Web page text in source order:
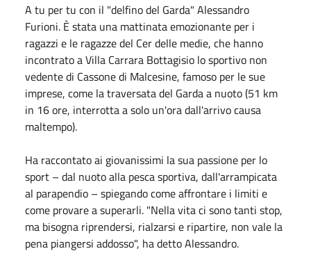
A tu per tu con il "delfino del Garda" Alessandro
Furioni. È stata una mattinata emozionante per i
ragazzi e le ragazze del Cer delle medie, che hanno
incontrato a Villa Carrara Bottagisio lo sportivo non
vedente di Cassone di Malcesine, famoso per le sue
imprese, come la traversata del Garda a nuoto (51 km
in 16 ore, interrotta a solo un'ora dall'arrivo causa
maltempo).
Ha raccontato ai giovanissimi la sua passione per lo
sport – dal nuoto alla pesca sportiva, dall'arrampicata
al parapendio – spiegando come affrontare i limiti e
come provare a superarli. "Nella vita ci sono tanti stop,
ma bisogna riprendersi, rialzarsi e ripartire, non vale la
pena piangersi addosso", ha detto Alessandro.